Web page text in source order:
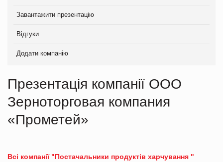
Завантажити презентацію
Відгуки
Додати компанію
Презентація компанії ООО
Зерноторговая компания
«Прометей»
Всі компанії "Постачальники продуктів харчування "